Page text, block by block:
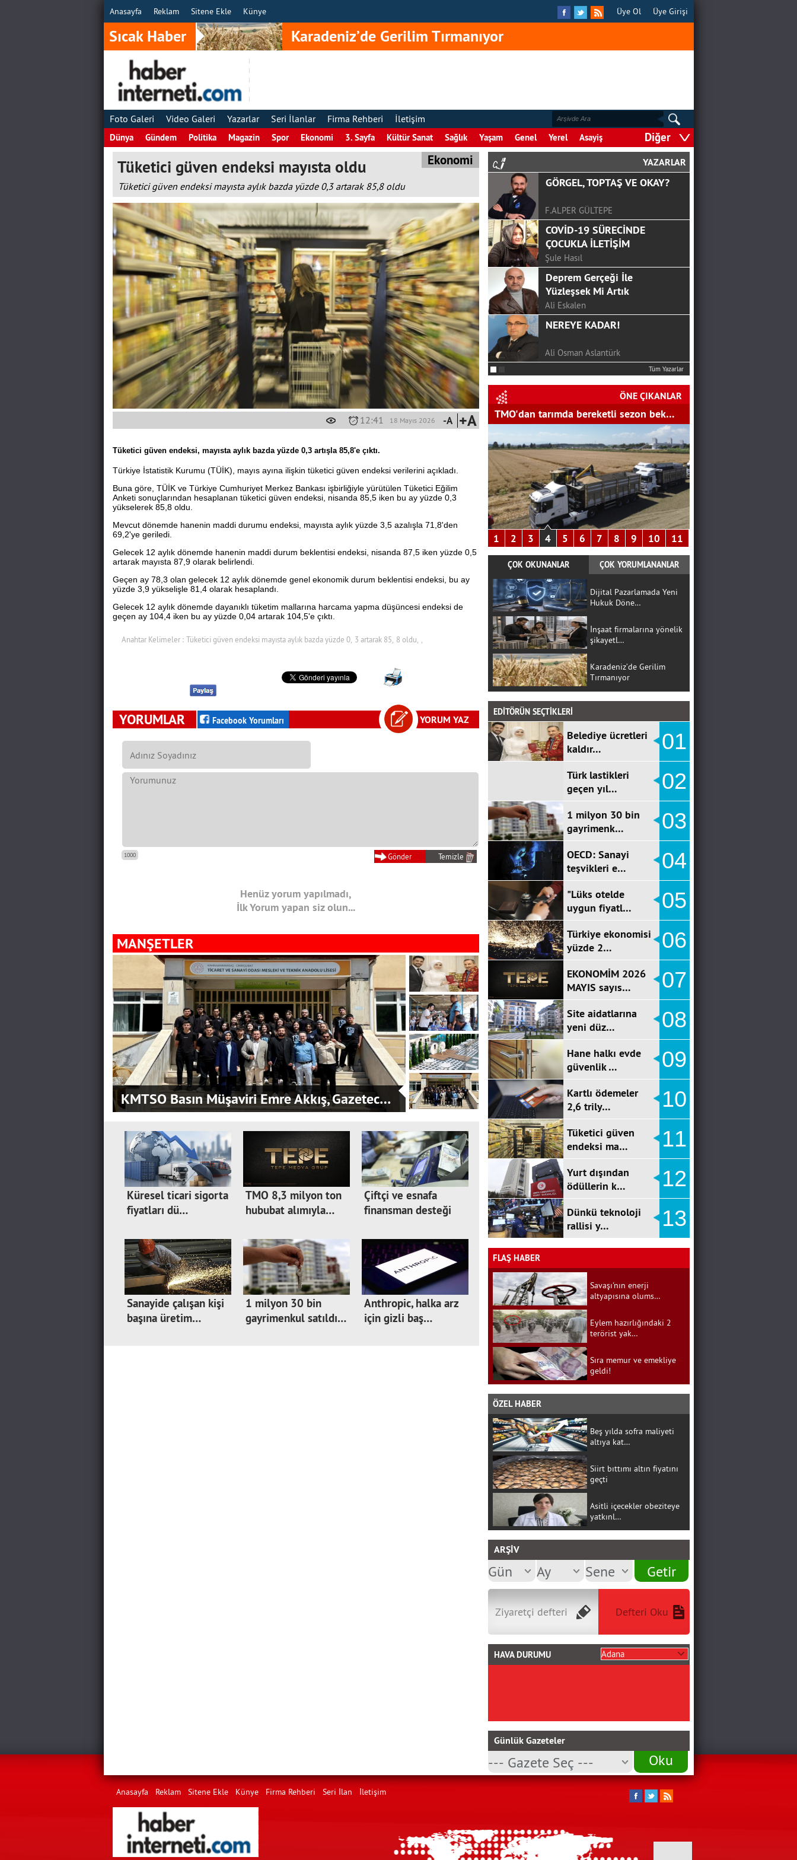
Anasayfa Reklam Sitene Ekle Künye Üye Ol Üye Girişi
Sıcak Haber Karadeniz’de Gerilim Tırmanıyor
Foto Galeri Video Galeri Yazarlar Seri İlanlar Firma Rehberi İletişim
Dünya Gündem Politika Magazin Spor Ekonomi 3. Sayfa Kültür Sanat Sağlık Yaşam Genel Yerel Asayiş Diğer
Ekonomi
Tüketici güven endeksi mayısta oldu
Tüketici güven endeksi mayısta aylık bazda yüzde 0,3 artarak 85,8 oldu
18 Mayıs 2026
12:41 -A +A
Tüketici güven endeksi, mayısta aylık bazda yüzde 0,3 artışla 85,8'e çıktı.
Türkiye İstatistik Kurumu (TÜİK), mayıs ayına ilişkin tüketici güven endeksi verilerini açıkladı.
Buna göre, TÜİK ve Türkiye Cumhuriyet Merkez Bankası işbirliğiyle yürütülen Tüketici Eğilim
Anketi sonuçlarından hesaplanan tüketici güven endeksi, nisanda 85,5 iken bu ay yüzde 0,3
yükselerek 85,8 oldu.
Mevcut dönemde hanenin maddi durumu endeksi, mayısta aylık yüzde 3,5 azalışla 71,8'den
69,2'ye geriledi.
Gelecek 12 aylık dönemde hanenin maddi durum beklentisi endeksi, nisanda 87,5 iken yüzde 0,5
artarak mayısta 87,9 olarak belirlendi.
Geçen ay 78,3 olan gelecek 12 aylık dönemde genel ekonomik durum beklentisi endeksi, bu ay
yüzde 3,9 yükselişle 81,4 olarak hesaplandı.
Gelecek 12 aylık dönemde dayanıklı tüketim mallarına harcama yapma düşüncesi endeksi de
geçen ay 104,4 iken bu ay yüzde 0,04 artarak 104,5'e çıktı.
Anahtar Kelimeler : Tüketici güven endeksi mayısta aylık bazda yüzde 0, 3 artarak 85, 8 oldu, ,
YORUMLAR Facebook Yorumları YORUM YAZ
1000
Henüz yorum yapılmadı,
İlk Yorum yapan siz olun...
MANŞETLER
KMTSO Basın Müşaviri Emre Akkış, Gazetec…
Küresel ticari sigorta
fiyatları dü…
TMO 8,3 milyon ton
hububat alımıyla…
Çiftçi ve esnafa
finansman desteği
Sanayide çalışan kişi
başına üretim…
1 milyon 30 bin
gayrimenkul satıldı…
Anthropic, halka arz
için gizli baş…
YAZARLAR
GÖRGEL, TOPTAŞ VE OKAY?
F.ALPER GÜLTEPE
COVİD-19 SÜRECİNDE
ÇOCUKLA İLETİŞİM
Şule Hasıl
Deprem Gerçeği İle
Yüzleşsek Mi Artık
Ali Eskalen
NEREYE KADAR!
Ali Osman Aslantürk
24 HAZİRAN’DAN SONRA
CHP…
Mutluluk Sofrası...
Hakan Aydemir
YGS Öncesi Yapmanız
Gerekenler
Bekir Gözalan
Tüm Yazarlar
ÖNE ÇIKANLAR
TMO'dan tarımda bereketli sezon bek…
1 2 3 4 5 6 7 8 9 10 11
ÇOK OKUNANLAR ÇOK YORUMLANANLAR
Dijital Pazarlamada Yeni
Hukuk Döne…
İnşaat firmalarına yönelik
şikayetl…
Karadeniz’de Gerilim
Tırmanıyor
EDİTÖRÜN SEÇTİKLERİ
Belediye ücretleri
kaldır…
01
Türk lastikleri
geçen yıl…
02
1 milyon 30 bin
gayrimenk…
03
OECD: Sanayi
teşvikleri e…
04
"Lüks otelde
uygun fiyatl…
05
Türkiye ekonomisi
yüzde 2…
06
EKONOMİM 2026
MAYIS sayıs…
07
Site aidatlarına
yeni düz…
08
Hane halkı evde
güvenlik …
09
Kartlı ödemeler
2,6 trily…
10
Tüketici güven
endeksi ma…
11
Yurt dışından
ödüllerin k…
12
Dünkü teknoloji
rallisi y…
13
FLAŞ HABER
Savaşı'nın enerji
altyapısına olums…
Eylem hazırlığındaki 2
terörist yak…
Sıra memur ve emekliye
geldi!
ÖZEL HABER
Beş yılda sofra maliyeti
altıya kat…
Siirt bıttımı altın fiyatını
geçti
Asitli içecekler obeziteye
yatkınl…
ARŞİV
Ziyaretçi defteri Defteri Oku
HAVA DURUMU
Günlük Gazeteler
Oku
Anasayfa Reklam Sitene Ekle Künye Firma Rehberi Seri İlan İletişim